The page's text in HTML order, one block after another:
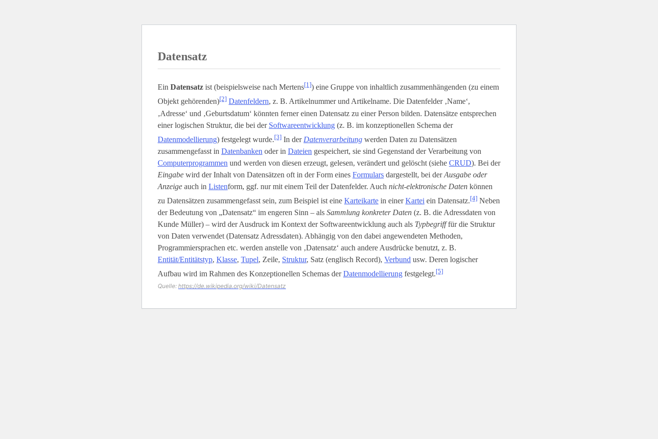
Datensatz
Ein Datensatz ist (beispielsweise nach Mertens[1]) eine Gruppe von inhaltlich zusammenhängenden (zu einem
Objekt gehörenden)[2] Datenfeldern, z. B. Artikelnummer und Artikelname. Die Datenfelder ‚Name‘,
‚Adresse‘ und ‚Geburtsdatum‘ könnten ferner einen Datensatz zu einer Person bilden. Datensätze entsprechen
einer logischen Struktur, die bei der Softwareentwicklung (z. B. im konzeptionellen Schema der
Datenmodellierung) festgelegt wurde.[3] In der Datenverarbeitung werden Daten zu Datensätzen
zusammengefasst in Datenbanken oder in Dateien gespeichert, sie sind Gegenstand der Verarbeitung von
Computerprogrammen und werden von diesen erzeugt, gelesen, verändert und gelöscht (siehe CRUD). Bei der
Eingabe wird der Inhalt von Datensätzen oft in der Form eines Formulars dargestellt, bei derAusgabe oder
Anzeige auch in Listen­form, ggf. nur mit einem Teil der Datenfelder. Auch nicht-elektronische Daten können
zu Datensätzen zusammengefasst sein, zum Beispiel ist eine Karteikarte in einerKartei ein Datensatz.[4] Neben
der Bedeutung von „Datensatz“ im engeren Sinn – als Sammlung konkreter Daten (z. B. die Adressdaten von
Kunde Müller) – wird der Ausdruck im Kontext der Softwareentwicklung auch als Typbegrifffür die Struktur
von Daten verwendet (Datensatz Adressdaten). Abhängig von den dabei angewendeten Methoden,
Programmiersprachen etc. werden anstelle von ‚Datensatz‘ auch andere Ausdrücke benutzt, z. B.
Entität/Entitätstyp, Klasse, Tupel, Zeile, Struktur, Satz (englisch Record), Verbund usw. Deren logischer
Aufbau wird im Rahmen des Konzeptionellen Schemas derDatenmodellierung festgelegt.[5]
Quelle: https://de.wikipedia.org/wiki/Datensatz